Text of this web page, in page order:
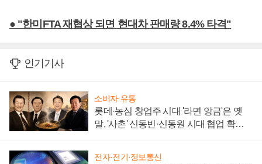
● "한미FTA 재협상 되면 현대차 판매량 8.4% 타격"
인기기사
소비자·유통
롯데·농심 창업주 시대 '라면 앙금'은 옛
말, '사촌' 신동빈·신동원 시대 협업 확대
전자·전기·정보통신